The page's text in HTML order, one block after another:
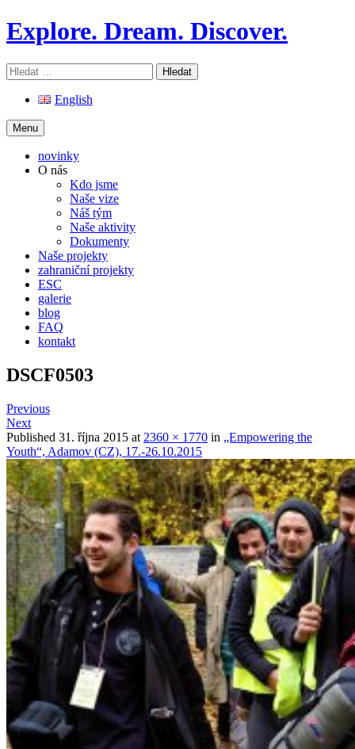
Skip
to
Explore. Dream. Discover.
Vyhledávání
English
Menu
novinky
O nás
Kdo jsme
Naše vize
Náš tým
Naše aktivity
Dokumenty
Naše projekty
zahraniční projekty
ESC
galerie
blog
FAQ
kontakt
DSCF0503
Previous
Next
Published 31. října 2015 at 2360 × 1770 in „Empowering the
Youth“, Adamov (CZ), 17.-26.10.2015